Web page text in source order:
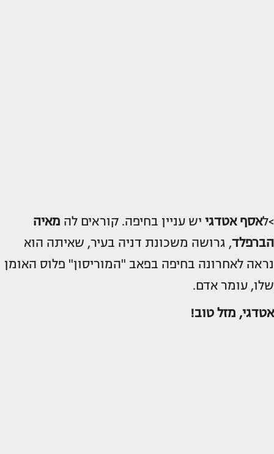
>לאסף אטדגי יש עניין בחיפה. קוראים לה מאיה
הברפלד, גרושה משכונת דניה בעיר, שאיתה הוא
נראה לאחרונה בחיפה בפאב "המוריסון" פלוס האומן
שלו, עומר אדם.
אטדגי, מזל טוב!